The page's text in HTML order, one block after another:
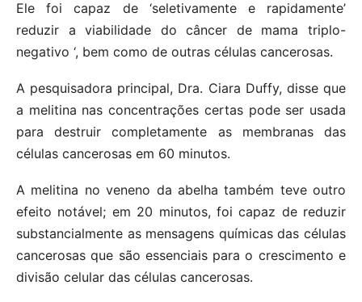
Ele foi capaz de ‘seletivamente e rapidamente’
reduzir a viabilidade do câncer de mama triplo-
negativo ‘, bem como de outras células cancerosas.
A pesquisadora principal, Dra. Ciara Duffy, disse que
a melitina nas concentrações certas pode ser usada
para destruir completamente as membranas das
células cancerosas em 60 minutos.
A melitina no veneno da abelha também teve outro
efeito notável; em 20 minutos, foi capaz de reduzir
substancialmente as mensagens químicas das células
cancerosas que são essenciais para o crescimento e
divisão celular das células cancerosas.